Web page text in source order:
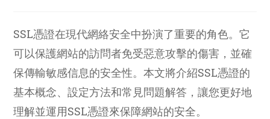
SSL憑證在現代網絡安全中扮演了重要的角色。它
可以保護網站的訪問者免受惡意攻擊的傷害，並確
保傳輸敏感信息的安全性。本文將介紹SSL憑證的
基本概念、設定方法和常見問題解答，讓您更好地
理解並運用SSL憑證來保障網站的安全。